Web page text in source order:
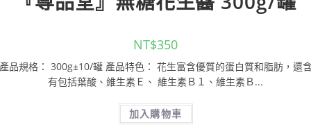
NT$350
品規格： 300g±10/罐 產品特色： 花生富含優質的蛋白質和脂肪，還
有包括葉酸、維生素Ｅ、 維生素Ｂ１、維生素Ｂ...
加入購物車